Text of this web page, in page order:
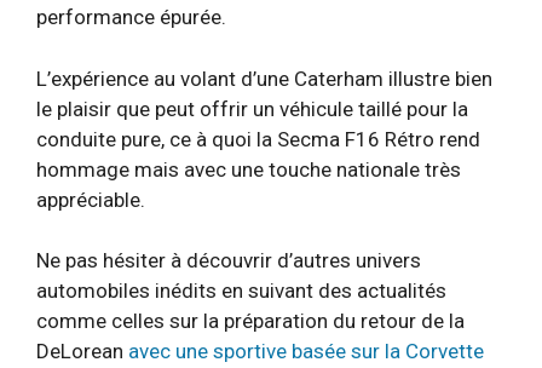
performance épurée.
L’expérience au volant d’une Caterham illustre bien
le plaisir que peut offrir un véhicule taillé pour la
conduite pure, ce à quoi la Secma F16 Rétro rend
hommage mais avec une touche nationale très
appréciable.
Ne pas hésiter à découvrir d’autres univers
automobiles inédits en suivant des actualités
comme celles sur la préparation du retour de la
DeLorean avec une sportive basée sur la Corvette